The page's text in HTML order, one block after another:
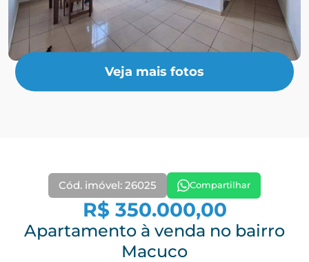
Veja mais fotos
Cód. imóvel: 26025 Compartilhar
R$ 350.000,00
Apartamento à venda no bairro
Macuco